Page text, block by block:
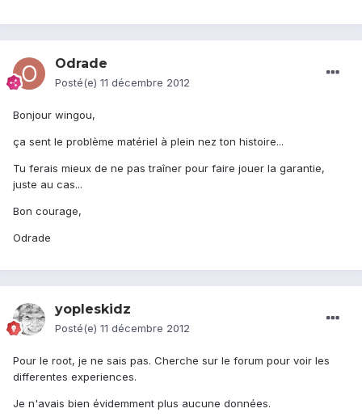
Odrade
Posté(e) 11 décembre 2012
Bonjour wingou,
ça sent le problème matériel à plein nez ton histoire...
Tu ferais mieux de ne pas traîner pour faire jouer la garantie,
juste au cas...
Bon courage,
Odrade
yopleskidz
Posté(e) 11 décembre 2012
Pour le root, je ne sais pas. Cherche sur le forum pour voir les
differentes experiences.
Je n'avais bien évidemment plus aucune données.